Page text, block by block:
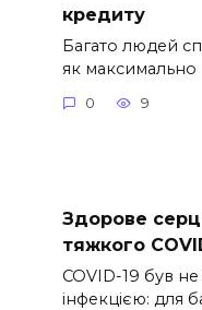
кредиту
Багато людей
як максимально
0 9
Здорове
тяжкого
COVID-19 був
інфекцією: для